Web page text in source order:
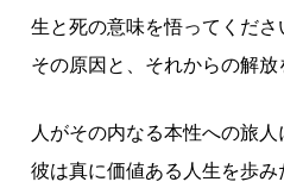
生と死の意味を悟ってくださ
その原因と、それからの解放
人がその内なる本性への旅人
彼は真に価値ある人生を歩み